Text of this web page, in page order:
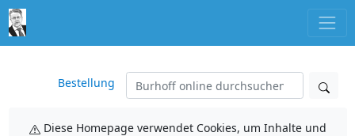
Bestellung
Diese Homepage verwendet Cookies, um Inhalte und